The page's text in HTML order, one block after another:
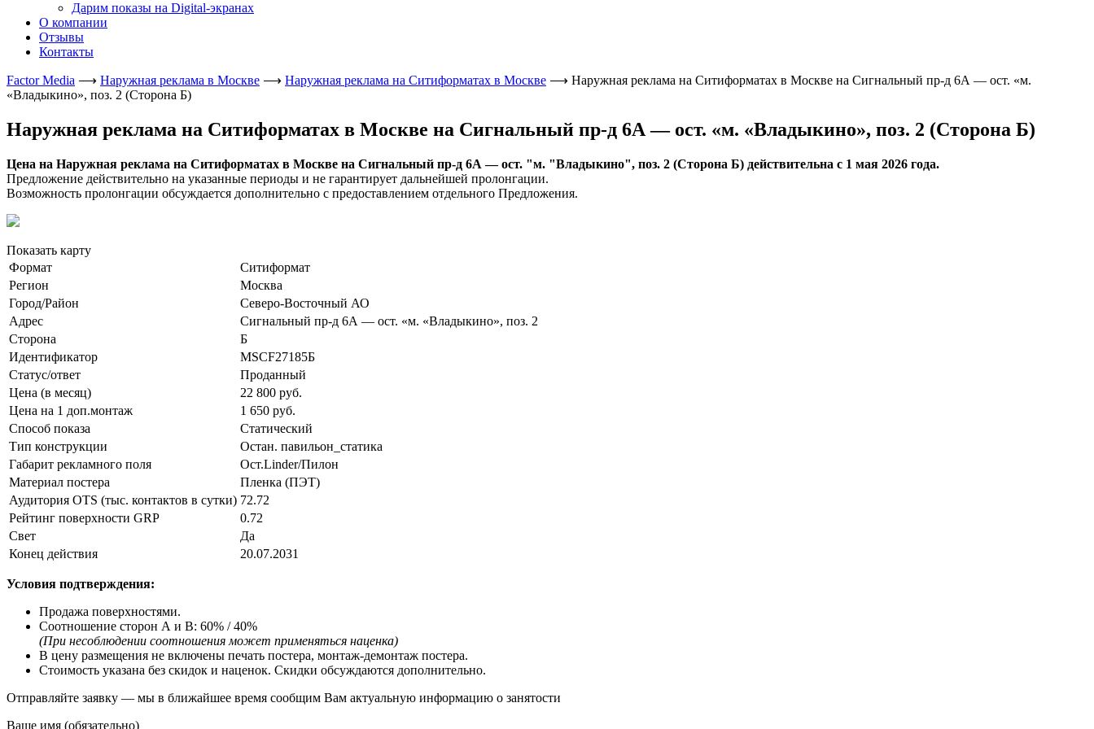
Дарим показы на Digital-экранах
О компании
Отзывы
Контакты
Factor Media ⟶ Наружная реклама в Москве ⟶ Наружная реклама на Ситиформатах в Москве ⟶ Наружная реклама на Ситиформатах в Москве на Сигнальный пр-д 6А — ост. «м.
«Владыкино», поз. 2 (Сторона Б)
Наружная реклама на Ситиформатах в Москве на Сигнальный пр-д 6А — ост. «м. «Владыкино», поз. 2 (Сторона Б)
Цена на Наружная реклама на Ситиформатах в Москве на Сигнальный пр-д 6А — ост. "м. "Владыкино", поз. 2 (Сторона Б) действительна с 1 мая 2026 года.
Предложение действительно на указанные периоды и не гарантирует дальнейшей пролонгации.
Возможность пролонгации обсуждается дополнительно с предоставлением отдельного Предложения.
Показать карту
Формат
Ситиформат
Регион
Москва
Город/Район
Северо-Восточный АО
Адрес
Сигнальный пр-д 6А — ост. «м. «Владыкино», поз. 2
Сторона
Б
Идентификатор
MSCF27185Б
Статус/ответ
Проданный
Цена (в месяц)
22 800 руб.
Цена на 1 доп.монтаж
1 650 руб.
Способ показа
Статический
Тип конструкции
Остан. павильон_статика
Габарит рекламного поля
Ост.Linder/Пилон
Материал постера
Пленка (ПЭТ)
Аудитория OTS (тыс. контактов в сутки) 72.72
Рейтинг поверхности GRP
0.72
Свет
Да
Конец действия
20.07.2031
Условия подтверждения:
Продажа поверхностями.
Соотношение сторон А и В: 60% / 40%
(При несоблюдении соотношения может применяться наценка)
В цену размещения не включены печать постера, монтаж-демонтаж постера.
Стоимость указана без скидок и наценок. Скидки обсуждаются дополнительно.
Отправляйте заявку — мы в ближайшее время сообщим Вам актуальную информацию о занятости
Ваше имя (обязательно)